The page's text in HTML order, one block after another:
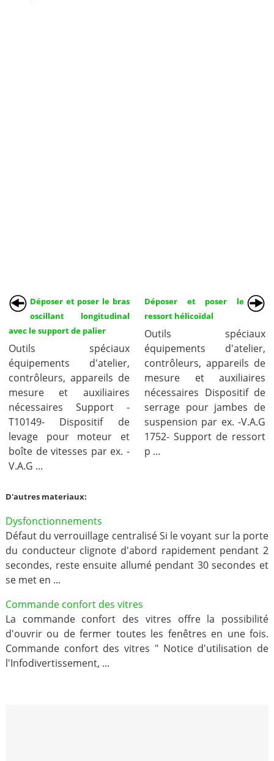
Déposer et poser le bras
oscillant longitudinal
avec le support de palier
Outils spéciaux
équipements d'atelier,
contrôleurs, appareils de
mesure et auxiliaires
nécessaires Support -
T10149- Dispositif de
levage pour moteur et
boîte de vitesses par ex. -
V.A.G ...
Déposer et poser le
ressort hélicoïdal
Outils spéciaux
équipements d'atelier,
contrôleurs, appareils de
mesure et auxiliaires
nécessaires Dispositif de
serrage pour jambes de
suspension par ex. -V.A.G
1752- Support de ressort
p ...
D'autres materiaux:
Dysfonctionnements
Défaut du verrouillage centralisé Si le voyant sur la porte
du conducteur clignote d'abord rapidement pendant 2
secondes, reste ensuite allumé pendant 30 secondes et
se met en ...
Commande confort des vitres
La commande confort des vitres offre la possibilité
d'ouvrir ou de fermer toutes les fenêtres en une fois.
Commande confort des vitres " Notice d'utilisation de
l'Infodivertissement, ...